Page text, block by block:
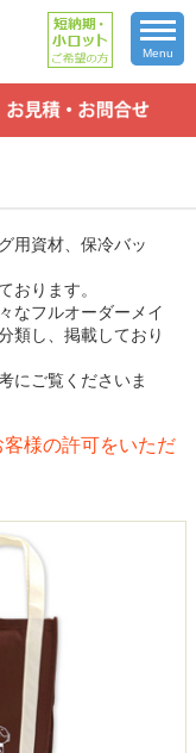
Menu
用資材、保冷バッ
おります。
なフルオーダーメイ
類し、掲載しており
にご覧くださいま
様の許可をいただ